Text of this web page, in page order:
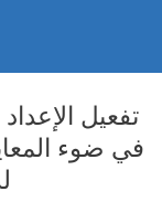
تفعيل
في ضوء